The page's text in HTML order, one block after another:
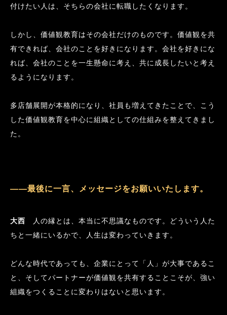
付けたい人は、そちらの会社に転職したくなります。
しかし、価値観教育はその会社だけのものです。価値観を共
有できれば、会社のことを好きになります。会社を好きにな
れば、会社のことを一生懸命に考え、共に成長したいと考え
るようになります。
多店舗展開が本格的になり、社員も増えてきたことで、こう
した価値観教育を中心に組織としての仕組みを整えてきまし
た。
――最後に一言、メッセージをお願いいたします。
大西 人の縁とは、本当に不思議なものです。どういう人た
ちと一緒にいるかで、人生は変わっていきます。
どんな時代であっても、企業にとって「人」が大事であるこ
と、そしてパートナーが価値観を共有することこそが、強い
組織をつくることに変わりはないと思います。